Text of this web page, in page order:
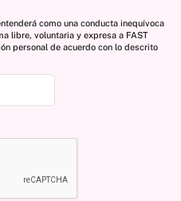
como una conducta inequívoca
libre, voluntaria y expresa a FAST
personal de acuerdo con lo descrito